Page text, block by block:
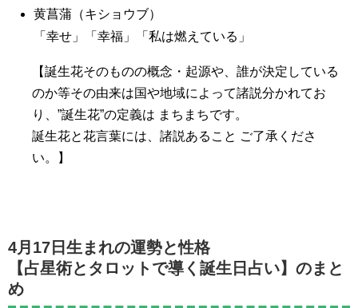
黄菖蒲（キショウブ）
「幸せ」「幸福」「私は燃えている」
【誕生花そのものの概念・起源や、誰が決定している
のか等その由来は国や地域によって諸説分かれてお
り、”誕生花”の定義は まちまちです。
誕生花と花言葉には、諸説あること ご了承くださ
い。】
4月17日生まれの運勢と性格
【占星術とタロットで導く誕生日占い】のまと
め